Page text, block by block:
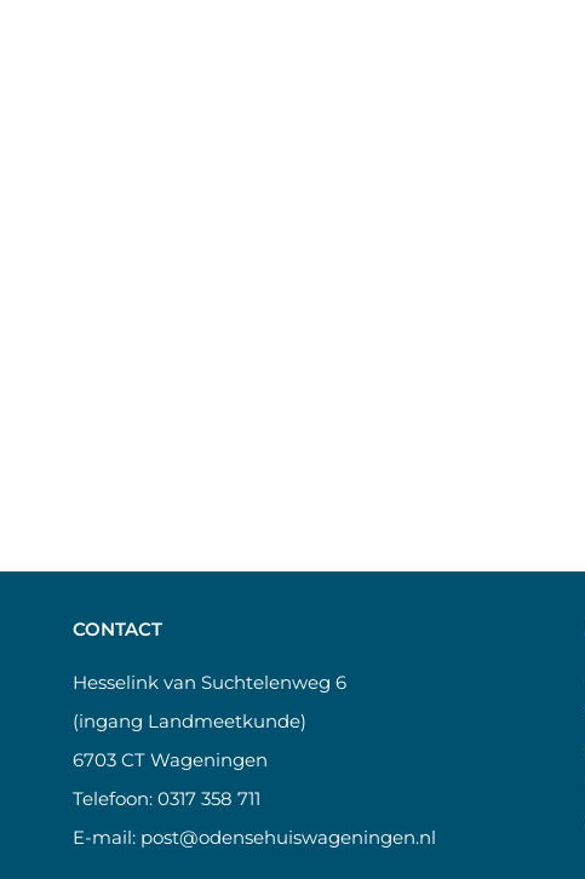
CONTACT
Hesselink van Suchtelenweg 6
(ingang Landmeetkunde)
6703 CT Wageningen
Telefoon: 0317 358 711
E-mail: post@odensehuiswageningen.nl